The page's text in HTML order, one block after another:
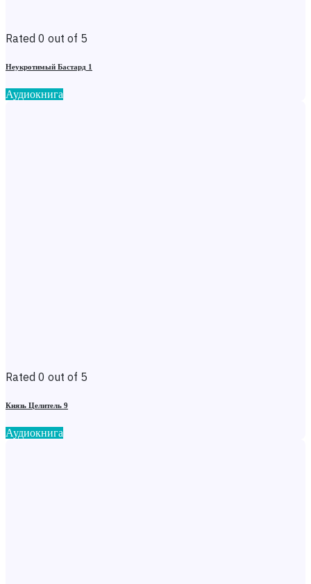
Rated 0 out of 5
Неукротимый Бастард 1
Аудиокнига
Rated 0 out of 5
Князь Целитель 9
Аудиокнига